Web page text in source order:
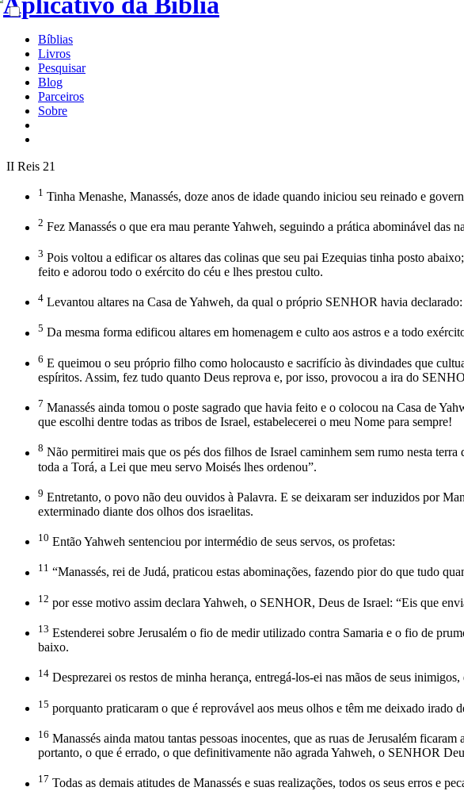
Bíblias
Livros
Pesquisar
Blog
Parceiros
Sobre
II Reis 21
1 Tinha Menashe, Manassés, doze anos de idade quando iniciou seu reinado e
2 Fez Manassés o que era mau perante Yahweh, seguindo a prática abominável
3 Pois voltou a edificar os altares das colinas que seu pai Ezequias tinha posto
feito e adorou todo o exército do céu e lhes prestou culto.
4 Levantou altares na Casa de Yahweh, da qual o próprio SENHOR havia
5 Da mesma forma edificou altares em homenagem e culto aos astros e a todo
6 E queimou o seu próprio filho como holocausto e sacrifício às divindades que
espíritos. Assim, fez tudo quanto Deus reprova e, por isso, provocou a ira do
7 Manassés ainda tomou o poste sagrado que havia feito e o colocou na Casa de
que escolhi dentre todas as tribos de Israel, estabelecerei o meu Nome para sempre!
8 Não permitirei mais que os pés dos filhos de Israel caminhem sem rumo nesta
toda a Torá, a Lei que meu servo Moisés lhes ordenou”.
9 Entretanto, o povo não deu ouvidos à Palavra. E se deixaram ser induzidos por
exterminado diante dos olhos dos israelitas.
10 Então Yahweh sentenciou por intermédio de seus servos, os profetas:
11 “Manassés, rei de Judá, praticou estas abominações, fazendo pior do que tudo
12 por esse motivo assim declara Yahweh, o SENHOR, Deus de Israel: “Eis que
13 Estenderei sobre Jerusalém o fio de medir utilizado contra Samaria e o fio de
baixo.
14 Desprezarei os restos de minha herança, entregá-los-ei nas mãos de seus
15 porquanto praticaram o que é reprovável aos meus olhos e têm me deixado irado
16 Manassés ainda matou tantas pessoas inocentes, que as ruas de Jerusalém
portanto, o que é errado, o que definitivamente não agrada Yahweh, o SENHOR
17 Todas as demais atitudes de Manassés e suas realizações, todos os seus erros e